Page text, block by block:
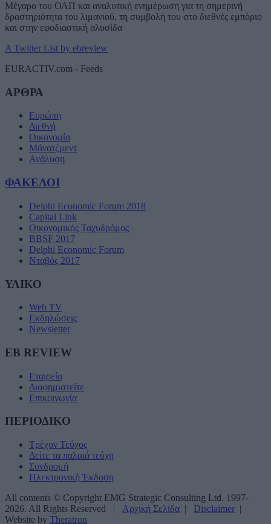
Μέγαρο του ΟΛΠ και αναλυτική ενημέρωση για τη σημερινή
δραστηριότητα του λιμανιού, τη συμβολή του στο διεθνές εμπόριο
και στην εφοδιαστική αλυσίδα
A Twitter List by ebreview
EURACTIV.com - Feeds
ΑΡΘΡΑ
Ευρώπη
Διεθνή
Οικονομία
Μάνατζμεντ
Ανάλυση
ΦΑΚΕΛΟΙ
Delphi Economic Forum 2018
Capital Link
Οικονομικός Ταχυδρόμος
BBSF 2017
Delphi Economic Forum
Νταβός 2017
ΥΛΙΚΟ
Web TV
Εκδηλώσεις
Newsletter
EB REVIEW
Εταιρεία
Διαφημιστείτε
Επικοινωνία
ΠΕΡΙΟΔΙΚΟ
Τρέχον Τεύχος
Δείτε τα παλαιά τεύχη
Συνδρομή
Ηλεκτρονική Έκδοση
All contents © Copyright EMG Strategic Consulting Ltd. 1997-
2026. All Rights Reserved |
Αρχική Σελίδα | Disclaimer |
Website by Theratron